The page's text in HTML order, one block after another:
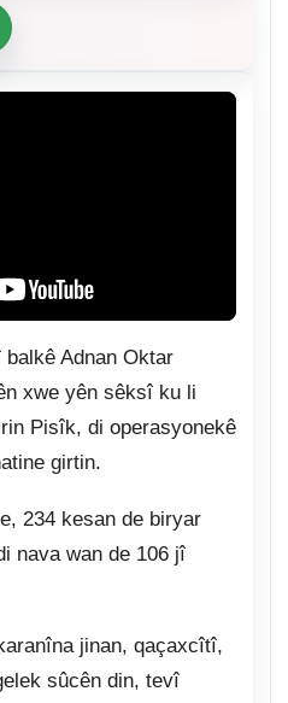
Adnan Oktar
xwe yên sêksî ku li
Pisîk, di operasyonekê
girtin.
234 kesan de biryar
nava wan de 106 jî
jinan, qaçaxcîtî,
sûcên din, tevî